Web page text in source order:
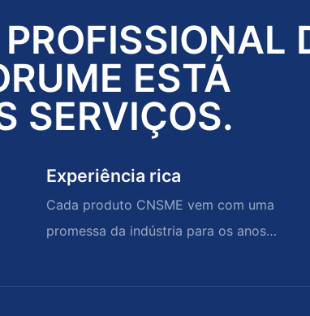
ESTÁ
SERVIÇOS.
Experiência rica
Cada produto CNSME vem com uma
promessa da indústria para os anos